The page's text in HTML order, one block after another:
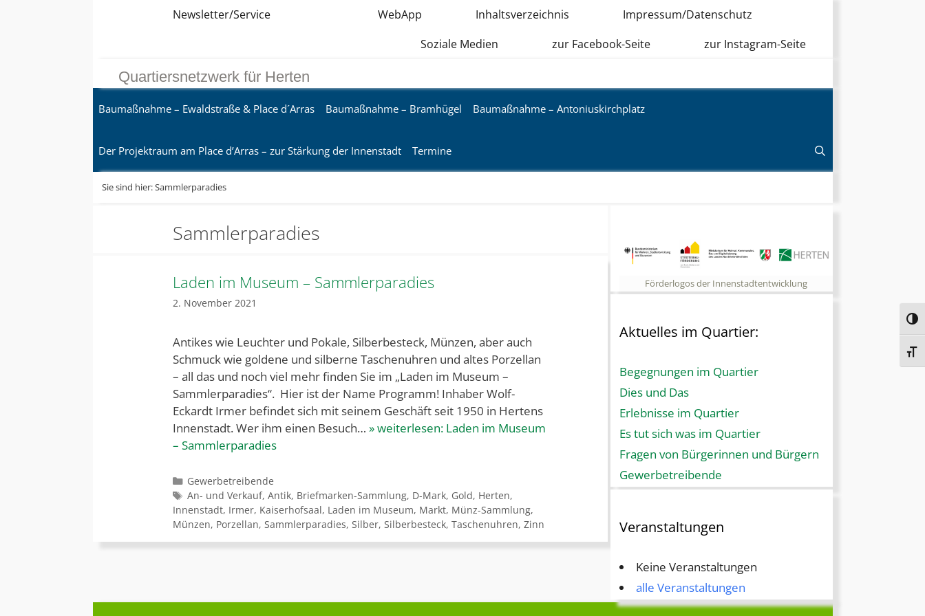
Newsletter/Service WebApp Inhaltsverzeichnis
Impressum/Datenschutz
Soziale Medien
zur Facebook-Seite zur Instagram-Seite
Quartiersnetzwerk für Herten
Baumaßnahme – Ewaldstraße & Place d´Arras Baumaßnahme – Bramhügel Baumaßnahme – Antoniuskirchplatz
Der Projektraum am Place d’Arras – zur Stärkung der Innenstadt Termine
Sie sind hier:Sammlerparadies
Sammlerparadies
Laden im Museum – Sammlerparadies
2. November 2021
Antikes wie Leuchter und Pokale, Silberbesteck, Münzen, aber auch
Schmuck wie goldene und silberne Taschenuhren und altes Porzellan
– all das und noch viel mehr finden Sie im „Laden im Museum –
Sammlerparadies“. Hier ist der Name Programm! Inhaber Wolf-
Eckardt Irmer befindet sich mit seinem Geschäft seit 1950 in Hertens
Innenstadt. Wer ihm einen Besuch… » weiterlesen: Laden im Museum
– Sammlerparadies
Kategorien
Gewerbetreibende
Schlagwörter
An- und Verkauf,Antik, Briefmarken-Sammlung, D-Mark, Gold, Herten,
Innenstadt, Irmer, Kaiserhofsaal, Laden im Museum, Markt, Münz-Sammlung,
Münzen, Porzellan, Sammlerparadies, Silber, Silberbesteck, Taschenuhren, Zinn
Förderlogos der Innenstadtentwicklung
Aktuelles im Quartier:
Begegnungen im Quartier
Dies und Das
Erlebnisse im Quartier
Es tut sich was im Quartier
Fragen von Bürgerinnen und Bürgern
Gewerbetreibende
Veranstaltungen
Keine Veranstaltungen
alle Veranstaltungen